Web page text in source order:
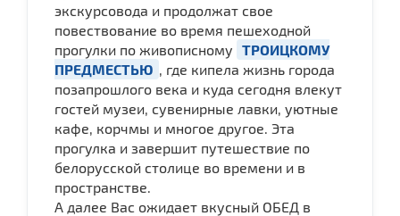
экскурсовода и продолжат свое
повествование во время пешеходной
прогулки по живописному ТРОИЦКОМУ
ПРЕДМЕСТЬЮ
, где кипела жизнь города
позапрошлого века и куда сегодня влекут
гостей музеи, сувенирные лавки, уютные
кафе, корчмы и многое другое. Эта
прогулка и завершит путешествие по
белорусской столице во времени и в
пространстве.
А далее Вас ожидает вкусный ОБЕД в